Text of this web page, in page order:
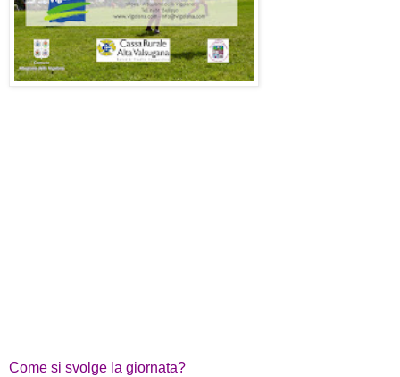
Come si svolge la giornata?